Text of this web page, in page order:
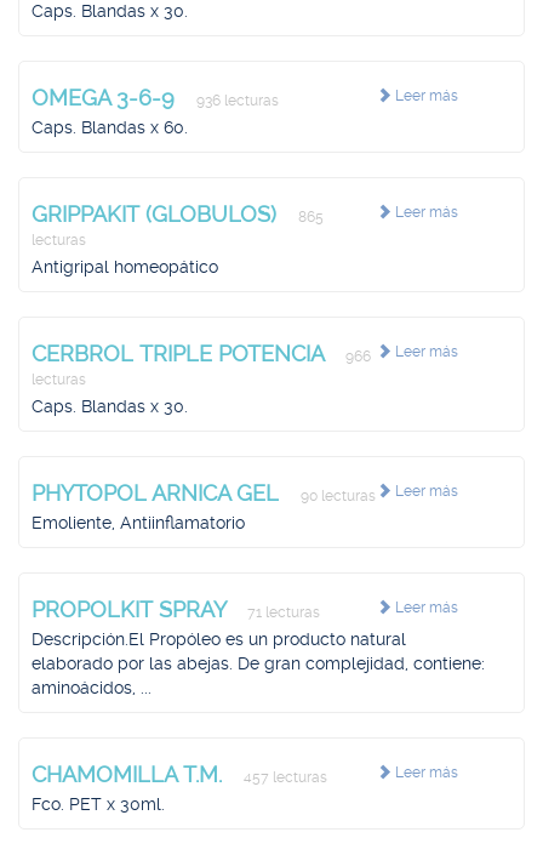
Caps. Blandas x 30.
Leer más
OMEGA 3-6-9 936 lecturas
Caps. Blandas x 60.
Leer más
GRIPPAKIT (GLOBULOS)
865
lecturas
Antigripal homeopático
Leer más
CERBROL TRIPLE POTENCIA
966
lecturas
Caps. Blandas x 30.
Leer más
PHYTOPOL ARNICA GEL 90 lecturas
Emoliente, Antiinflamatorio
Leer más
PROPOLKIT SPRAY 71 lecturas
Descripción.El Propóleo es un producto natural
elaborado por las abejas. De gran complejidad, contiene:
aminoácidos, ...
Leer más
CHAMOMILLA T.M. 457 lecturas
Fco. PET x 30ml.